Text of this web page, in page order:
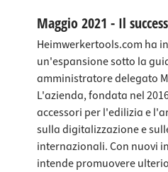
Maggio 2021 - Il
Heimwerkertools.com ha
un'espansione sotto la
amministratore delegato
L'azienda, fondata nel
accessori per l'edilizia e
sulla digitalizzazione e
internazionali. Con nuovi
intende promuovere